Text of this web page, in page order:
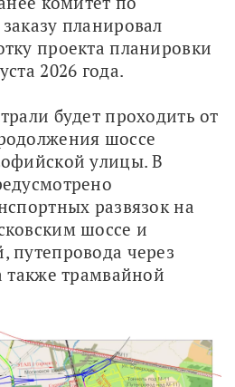
планировал
проекта планировки
2026 года.
будет проходить от
шоссе
улицы. В
развязок на
шоссе и
путепровода через
также трамвайной